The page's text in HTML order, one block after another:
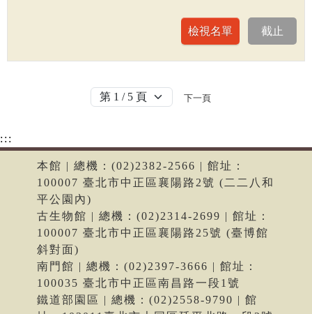
下一頁
:::
本館 | 總機：(02)2382-2566 | 館址：
100007 臺北市中正區襄陽路2號 (二二八和
平公園內)
古生物館 | 總機：(02)2314-2699 | 館址：
100007 臺北市中正區襄陽路25號 (臺博館
斜對面)
南門館 | 總機：(02)2397-3666 | 館址：
100035 臺北市中正區南昌路一段1號
鐵道部園區 | 總機：(02)2558-9790 | 館